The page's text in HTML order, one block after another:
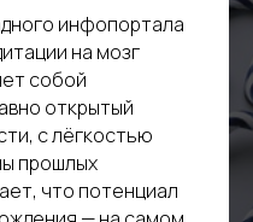
инфопортала
на мозг
собой
открытый
с лёгкостью
прошлых
что потенциал